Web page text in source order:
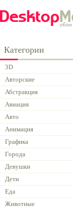
Категории
3D
Авторские
Абстракция
Авиация
Авто
Анимация
Графика
Города
Девушки
Дети
Еда
Животные